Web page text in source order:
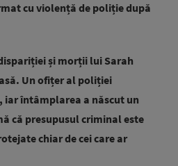
cu violență de poliție după
și morții lui Sarah
Un ofițer al poliției
întâmplarea a născut un
că presupusul criminal este
chiar de cei care ar